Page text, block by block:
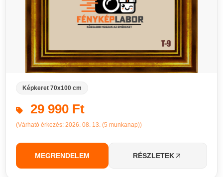
Képkeret 70x100 cm
29 990 Ft
(Várható érkezés: 2026. 08. 13. (5 munkanap))
MEGRENDELEM RÉSZLETEK